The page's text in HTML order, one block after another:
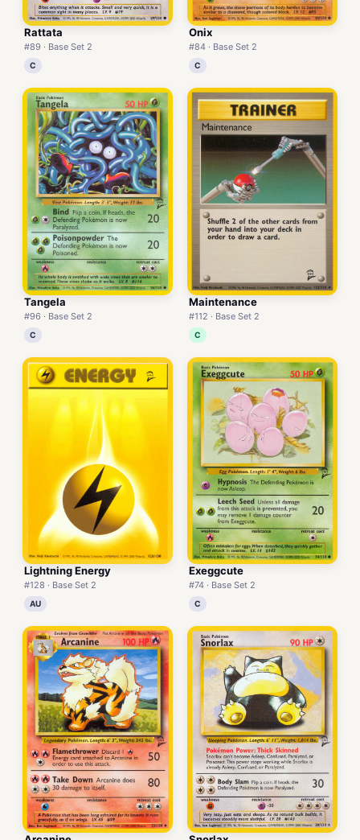
Rattata
#89 · Base Set 2
C
Onix
#84 · Base Set 2
C
Tangela
#96 · Base Set 2
C
Maintenance
#112 · Base Set 2
C
Lightning Energy
#128 · Base Set 2
AU
Exeggcute
#74 · Base Set 2
C